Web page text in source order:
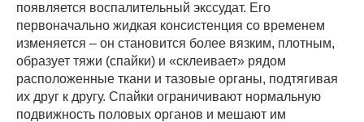
появляется воспалительный экссудат. Его
первоначально жидкая консистенция со временем
изменяется – он становится более вязким, плотным,
образует тяжи (спайки) и «склеивает» рядом
расположенные ткани и тазовые органы, подтягивая
их друг к другу. Спайки ограничивают нормальную
подвижность половых органов и мешают им